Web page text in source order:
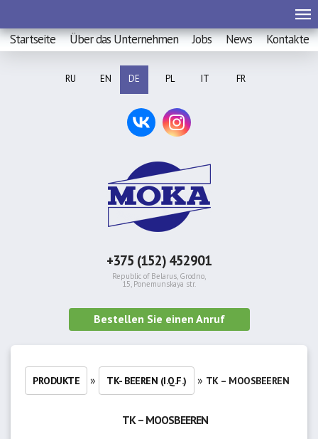
Startseite Über das Unternehmen Jobs News Kontakte
RU EN DE PL IT FR
+375 (152) 452901
Republic of Belarus, Grodno,
15, Ponemunskaya str.
Bestellen Sie einen Anruf
PRODUKTE » TK- BEEREN (I.Q.F.) » TK – MOOSBEEREN
TK – MOOSBEEREN